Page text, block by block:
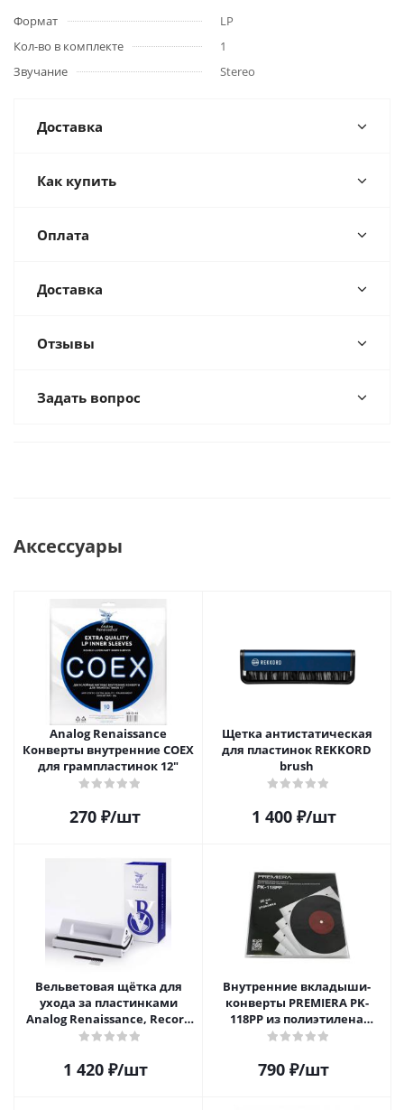
Формат
LP
Кол-во в комплекте
1
Звучание
Stereo
Доставка
Как купить
Оплата
Доставка
Отзывы
Задать вопрос
Аксессуары
Analog Renaissance
Конверты внутренние COEX
для грампластинок 12"
270 ₽/шт
Щетка антистатическая
для пластинок REKKORD
brush
1 400₽/шт
Вельветовая щётка для
ухода за пластинками
Analog Renaissance, Record
Velvet Brush, AR-7152, White
1 420₽/шт
Внутренние вкладыши-
конверты PREMIERA PK-
118PP из полиэтилена
высокой плотности для 12"
шт.
790 ₽/шт